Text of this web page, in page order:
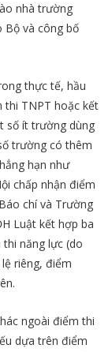
nhà trường
Bộ và công bố
thực tế, hầu
thi TNPT hoặc kết
số ít trường dùng
trường có thêm
hạn như
chấp nhận điểm
chí và Trường
Luật kết hợp ba
năng lực (do
riêng, điểm
ngoài điểm thi
dựa trên điểm